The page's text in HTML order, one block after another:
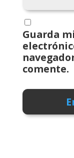
Guarda
comente.